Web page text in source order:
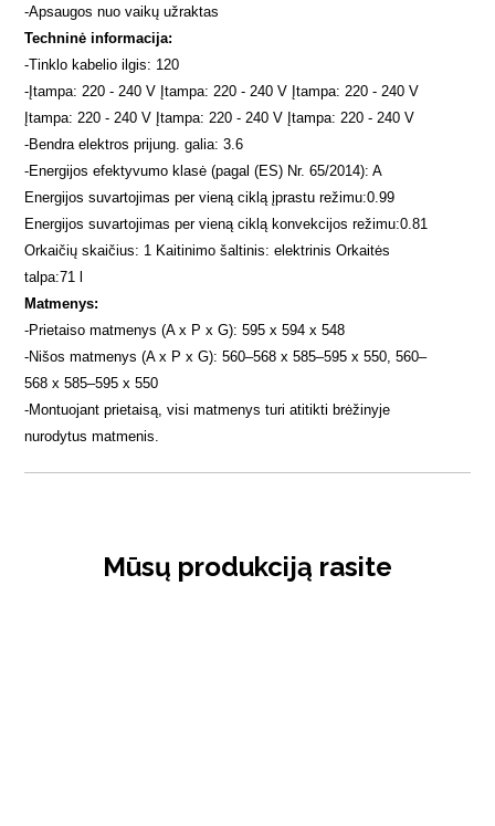
-Apsaugos nuo vaikų užraktas
Techninė informacija:
-Tinklo kabelio ilgis: 120
- Įtampa: 220 - 240 V Įtampa: 220 - 240 V Įtampa: 220 - 240 V
Įtampa: 220 - 240 V Įtampa: 220 - 240 V Įtampa: 220 - 240 V
-Bendra elektros prijung. galia: 3.6
-Energijos efektyvumo klasė (pagal (ES) Nr. 65/2014): A
Energijos suvartojimas per vieną ciklą įprastu režimu:0.99
Energijos suvartojimas per vieną ciklą konvekcijos režimu:0.81
Orkaičių skaičius: 1 Kaitinimo šaltinis: elektrinis Orkaitės
talpa:71 l
Matmenys:
-Prietaiso matmenys (A x P x G): 595 x 594 x 548
-Nišos matmenys (A x P x G): 560–568 x 585–595 x 550, 560–
568 x 585–595 x 550
-Montuojant prietaisą, visi matmenys turi atitikti brėžinyje
nurodytus matmenis.
Mūsų produkciją rasite